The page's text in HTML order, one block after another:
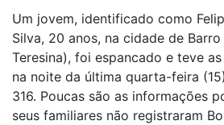
Um jovem, identificado como
Silva, 20 anos, na cidade de
Teresina), foi espancado e teve
na noite da última quarta-feira
316. Poucas são as informações
seus familiares não registraram